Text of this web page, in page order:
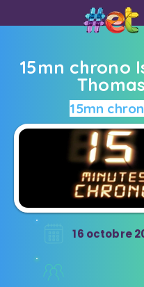
15mn chrono
Thomas
15mn
16 octobre